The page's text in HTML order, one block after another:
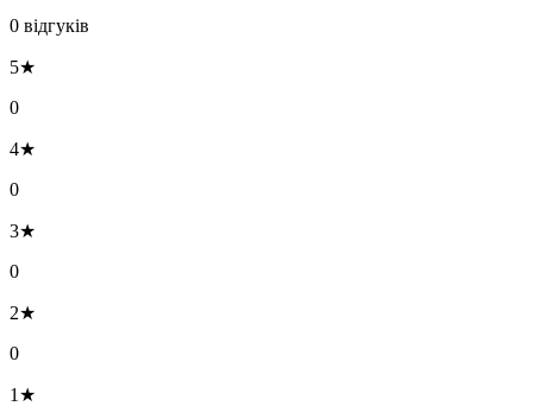
0 відгуків
5★
0
4★
0
3★
0
2★
0
1★